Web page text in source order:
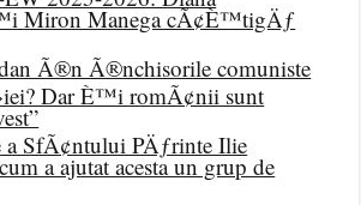
Miron Manega cÃ¢È™tigÄƒ
Ã®n Ã®nchisorile comuniste
Dar È™i romÃ¢nii sunt
SfÃ¢ntului PÄƒrinte Ilie
a ajutat acesta un grup de